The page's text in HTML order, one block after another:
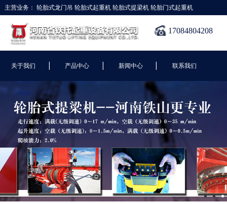
主营业务： 轮胎式龙门吊 轮胎式起重机轮胎式提梁机轮胎门式起重机
17084804208
关于我们 | 产品中心 | 新闻中心 | 联系我们